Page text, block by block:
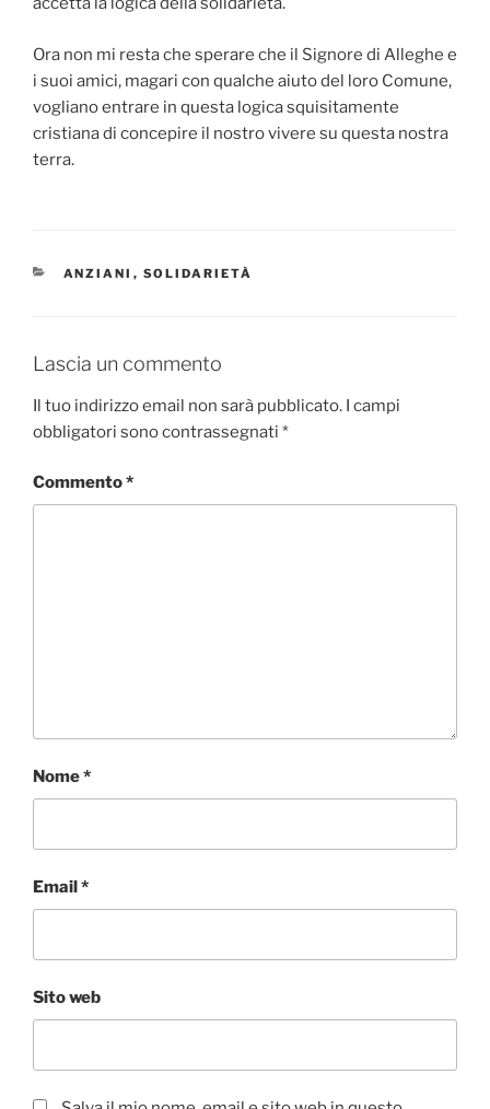
Ora non mi resta che sperare che il Signore di Alleghe e
i suoi amici, magari con qualche aiuto del loro Comune,
vogliano entrare in questa logica squisitamente
cristiana di concepire il nostro vivere su questa nostra
terra.
CATEGORIE
ANZIANI , SOLIDARIETÀ
Lascia un commento
Il tuo indirizzo email non sarà pubblicato. I campi
obbligatori sono contrassegnati *
Commento*
Nome*
Email*
Sito web